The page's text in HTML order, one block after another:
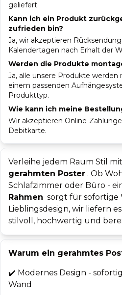
geliefert.
Kann ich ein Produkt
zufrieden bin?
Ja, wir akzeptieren
Kalendertagen nach Erhalt der
Werden die Produkte
Ja, alle unsere Produkte
einem passenden
Produkttyp.
Wie kann ich meine
Wir akzeptieren Online-
Debitkarte.
Verleihe jedem Raum Stil
gerahmten Poster . Ob
Schlafzimmer oder Büro -
Rahmen sorgt für sofortige
Lieblingsdesign, wir liefern
stilvoll, hochwertig und
Warum ein gerahmtes
✔️ Modernes Design -
Wand